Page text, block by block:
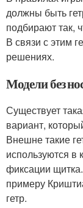
должны быть
подбирают так,
В связи с этим
решениях.
Модели без
Существует
вариант,
Внешне такие
используются в
фиксации
примеру
гетр.